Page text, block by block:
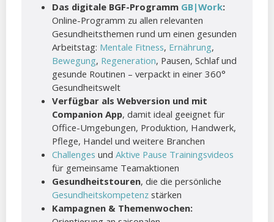
Das digitale BGF-Programm GB|Work:
Online-Programm zu allen relevanten
Gesundheitsthemen rund um einen gesunden
Arbeitstag: Mentale Fitness, Ernährung,
Bewegung, Regeneration, Pausen, Schlaf und
gesunde Routinen – verpackt in einer 360°
Gesundheitswelt
Verfügbar als Webversion und mit
Companion App, damit ideal geeignet für
Office-Umgebungen, Produktion, Handwerk,
Pflege, Handel und weitere Branchen
Challenges und Aktive Pause Trainingsvideos
für gemeinsame Teamaktionen
Gesundheitstouren, die die persönliche
Gesundheitskompetenzstärken
Kampagnen & Themenwochen: